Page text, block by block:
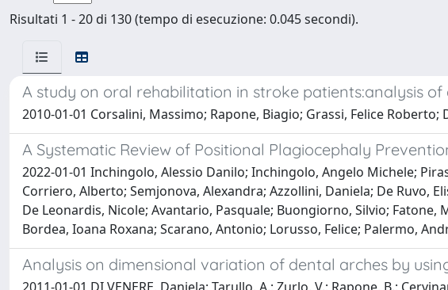
Risultati 1 - 20 di 130 (tempo di esecuzione: 0.045 secondi).
A study on oral rehabilitation in stroke patients:analysis
2010-01-01 Corsalini, Massimo; Rapone, Biagio; Grassi, Felice Roberto;
A Systematic Review of Positional Plagiocephaly
2022-01-01 Inchingolo, Alessio Danilo; Inchingolo, Angelo Michele;
Corriero, Alberto; Semjonova, Alexandra; Azzollini, Daniela; De Ruvo,
De Leonardis, Nicole; Avantario, Pasquale; Buongiorno, Silvio;
Bordea, Ioana Roxana; Scarano, Antonio; Lorusso, Felice; Palermo,
Analysis on dimensional variation of dental arches by